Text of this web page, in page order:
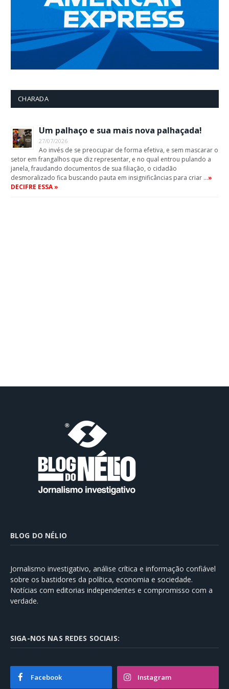
CHARADA
Um palhaço e sua mais nova palhaçada!
27/07/2026
Ao invés de se preocupar de forma efetiva, e sem mascarar o
setor em frangalhos que diz representar, e no qual entrou pulando a
janela, fraudando documentos de sua filiação, o cidadão
desmoralizado fica buscando pauta em insignificâncias para criar …»
DECIFRE ESSA »
BLOG DO NÉLIO
Jornalismo investigativo, análise crítica e informação confiável
sobre os bastidores da política, economia e sociedade.
Notícias com editorias independentes e compromisso com a
verdade.
SIGA-NOS NAS REDES SOCIAIS:
Facebook Instagram